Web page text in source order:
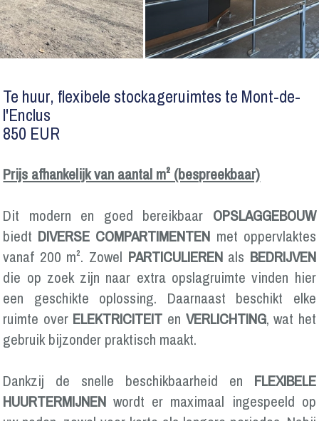
Te huur, flexibele stockageruimtes te Mont-de-
l'Enclus
850 EUR
Prijs afhankelijk van aantal m² (bespreekbaar)
Dit modern en goed bereikbaar OPSLAGGEBOUW
biedt DIVERSE COMPARTIMENTEN met oppervlaktes
vanaf 200 m². Zowel PARTICULIEREN als BEDRIJVEN
die op zoek zijn naar extra opslagruimte vinden hier
een geschikte oplossing. Daarnaast beschikt elke
ruimte over ELEKTRICITEIT en VERLICHTING, wat het
gebruik bijzonder praktisch maakt.
Dankzij de snelle beschikbaarheid en FLEXIBELE
HUURTERMIJNENwordt er maximaal ingespeeld op